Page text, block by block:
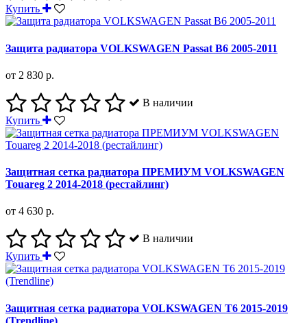
Купить
Защита радиатора VOLKSWAGEN Passat B6 2005-2011
от 2 830 р.
В наличии
Купить
Защитная сетка радиатора ПРЕМИУМ VOLKSWAGEN
Touareg 2 2014-2018 (рестайлинг)
от 4 630 р.
В наличии
Купить
Защитная сетка радиатора VOLKSWAGEN T6 2015-2019
(Trendline)